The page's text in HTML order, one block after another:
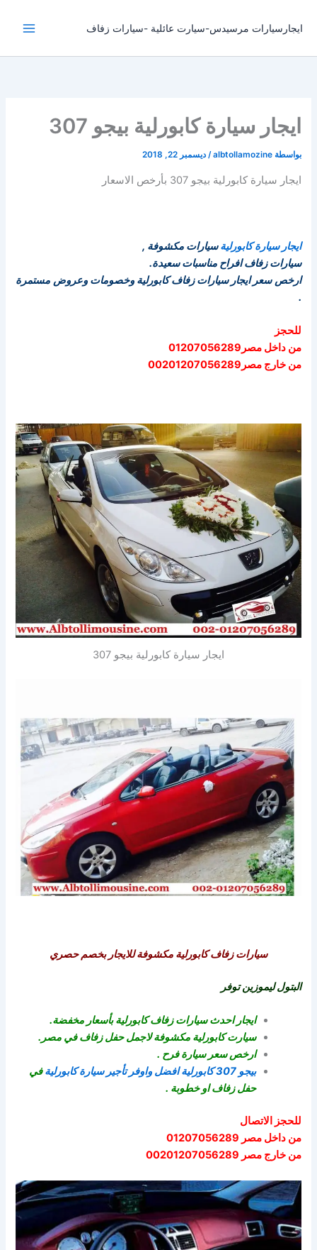
ايجارسيارات مرسيدس-سيارت عائلية -سيارات زفاف
ايجار سيارة كابورلية بيجو 307
بواسطة albtollamozine
/ديسمبر 22, 2018
ايجار سيارة كابورلية بيجو 307 بأرخص الاسعار
ايجار سيارة كابورليةسيارات مكشوفة ,
سيارات زفاف افراح مناسبات سعيدة.
ارخص سعر ايجار سيارات زفاف كابورلية وخصومات وعروض مستمرة
.
للحجز
من داخل مصر01207056289
من خارج مصر00201207056289
ايجار سيارة كابورلية بيجو 307
سيارات زفاف كابورلية مكشوفة للايجار بخصم حصري
البتول ليموزين توفر
ايجار احدث سيارات زفاف كابورلية بأسعار مخفضة.
سيارت كابورلية مكشوفة لاجمل حفل زفاف في مصر.
ارخص سعر سيارة فرح .
بيجو 307 كابورلية افضل واوفر تأجير سيارة كابورلية
في
حفل زفاف او خطوبة .
للحجز الاتصال
من داخل مصر 01207056289
من خارج مصر 00201207056289